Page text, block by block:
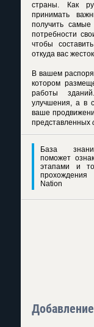
страны. Как
принимать
получить
потребности
чтобы
откуда вас
В вашем
котором
работы
улучшения, а в
ваше
представленных
База
поможет
этапами и
Nation